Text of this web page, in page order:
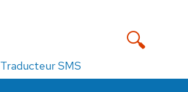
Traducteur SMS